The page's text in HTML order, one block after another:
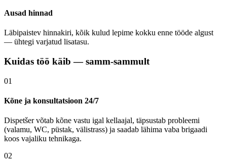
Ausad hinnad
Läbipaistev hinnakiri, kõik kulud lepime kokku enne tööde algust
— ühtegi varjatud lisatasu.
Kuidas töö käib — samm-sammult
01
Kõne ja konsultatsioon 24/7
Dispetšer võtab kõne vastu igal kellaajal, täpsustab probleemi
(valamu, WC, püstak, välistrass) ja saadab lähima vaba brigaadi
koos vajaliku tehnikaga.
02